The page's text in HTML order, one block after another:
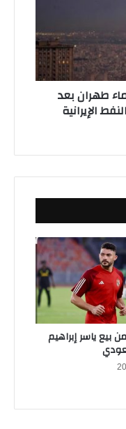
طهران بعد
الإيرانية
ياسر إبراهيم